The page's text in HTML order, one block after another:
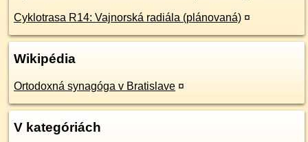
Cyklotrasa R14: Vajnorská radiála (plánovaná) ¤
Wikipédia
Ortodoxná synagóga v Bratislave ¤
V kategóriách